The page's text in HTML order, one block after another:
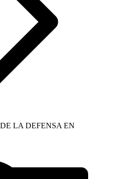
LA DEFENSA EN